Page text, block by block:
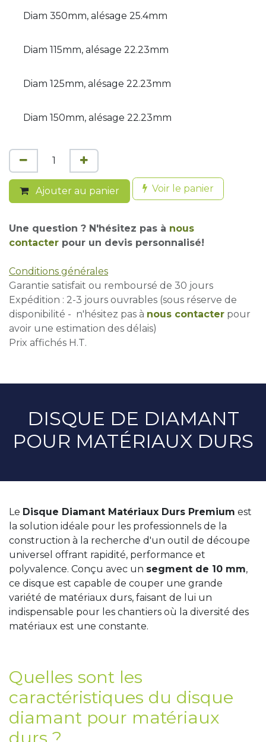
Diam 350mm, alésage 25.4mm
Diam 115mm, alésage 22.23mm
Diam 125mm, alésage 22.23mm
Diam 150mm, alésage 22.23mm
Ajouter au panier Voir le panier
Une question ? N'hésitez pas à nous
contacter pour un devis personnalisé!
Conditions générales
Garantie satisfait ou remboursé de 30 jours
Expédition : 2-3 jours ouvrables (sous réserve de
disponibilité - n'hésitez pas à nous contacter pour
avoir une estimation des délais)
Prix affichés H.T.
DISQUE DE DIAMANT
POUR MATÉRIAUX DURS
Le Disque Diamant Matériaux Durs Premium est
la solution idéale pour les professionnels de la
construction à la recherche d'un outil de découpe
universel offrant rapidité, performance et
polyvalence. Conçu avec un segment de 10 mm,
ce disque est capable de couper une grande
variété de matériaux durs, faisant de lui un
indispensable pour les chantiers où la diversité des
matériaux est une constante.
Quelles sont les
caractéristiques du disque
diamant pour matériaux
durs ?